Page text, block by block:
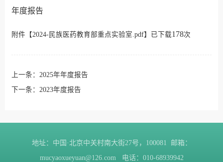
年度报告
附件【2024-民族医药教育部重点实验室.pdf】已下载178次
上一条： 2025年年度报告
下一条： 2023年度报告
地址：中国·北京中关村南大街27号，100081 邮箱：
mucyaoxueyuan@126.com 电话：010-68939942